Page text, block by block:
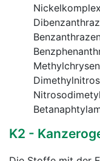
K2 -